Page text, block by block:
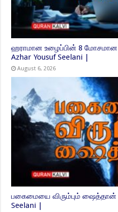
ஹராமான உழைப்பின் 8
Azhar Yousuf Seelani |
August 6, 2026
பகைமையை விரும்பும் ஷைத்தான்
Seelani |